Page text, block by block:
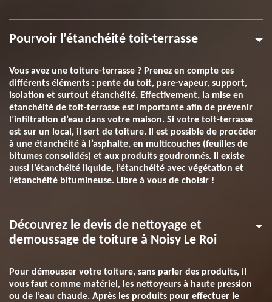
Pourvoir l’étanchéité toit-terrasse
Vous avez une toiture-terrasse ? Prenez en compte ces
différents éléments : pente du toit, pare-vapeur, support,
isolation et surtout étanchéité. Effectivement, la mise en
étanchéité de toit-terrasse est importante afin de prévenir
l’infiltration d’eau dans votre maison. Si votre toit-terrasse
est sur un local, il sert de toiture. Il est possible de procéder
à une étanchéité à l’asphalte, en multicouches (feuilles de
bitumes consolidés) et aux produits goudronnés. Il existe
aussi l’étanchéité liquide, l’étanchéité avec végétation et
l’étanchéité bitumineuse. Libre à vous de choisir !
Découvrez le devis de nettoyage et
demoussage de toiture à Noisy Le Roi
Pour démousser votre toiture, sans parler des produits, il
vous faut comme matériel, les nettoyeurs à haute pression
ou de l’eau chaude. Après les produits pour effectuer le